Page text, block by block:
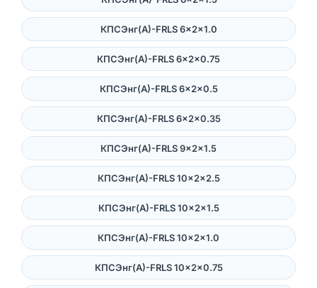
КПСЭнг(А)-FRLS 6×2×1.0
КПСЭнг(А)-FRLS 6×2×0.75
КПСЭнг(А)-FRLS 6×2×0.5
КПСЭнг(А)-FRLS 6×2×0.35
КПСЭнг(А)-FRLS 9×2×1.5
КПСЭнг(А)-FRLS 10×2×2.5
КПСЭнг(А)-FRLS 10×2×1.5
КПСЭнг(А)-FRLS 10×2×1.0
КПСЭнг(А)-FRLS 10×2×0.75